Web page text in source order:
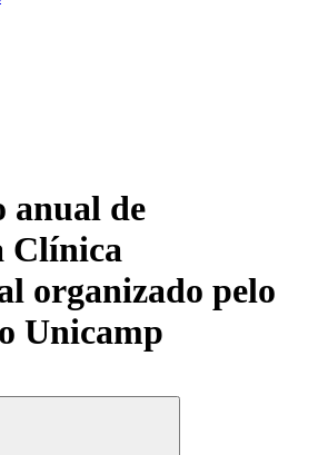
anual de
Clínica
organizado pelo
Unicamp